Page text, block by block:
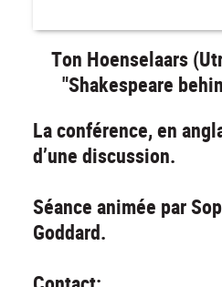
Ton Hoenselaars
"Shakespeare
La conférence, en
d’une discussion.
Séance animée par
Goddard.